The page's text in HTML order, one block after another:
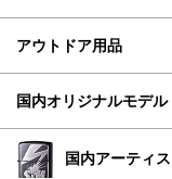
アウトドア用品
国内オリジナルモデル
国内アーティ